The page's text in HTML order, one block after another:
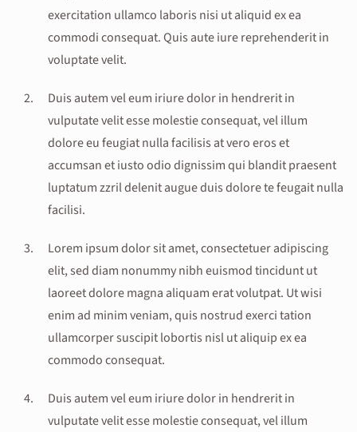
exercitation ullamco laboris nisi ut aliquid ex ea
commodi consequat. Quis aute iure reprehenderit in
voluptate velit.
Duis autem vel eum iriure dolor in hendrerit in
vulputate velit esse molestie consequat, vel illum
dolore eu feugiat nulla facilisis at vero eros et
accumsan et iusto odio dignissim qui blandit praesent
luptatum zzril delenit augue duis dolore te feugait nulla
facilisi.
Lorem ipsum dolor sit amet, consectetuer adipiscing
elit, sed diam nonummy nibh euismod tincidunt ut
laoreet dolore magna aliquam erat volutpat. Ut wisi
enim ad minim veniam, quis nostrud exerci tation
ullamcorper suscipit lobortis nisl ut aliquip ex ea
commodo consequat.
Duis autem vel eum iriure dolor in hendrerit in
vulputate velit esse molestie consequat, vel illum